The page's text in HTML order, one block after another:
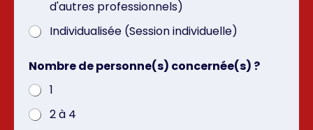
d'autres professionnels)
Individualisée (Session individuelle)
Nombre de personne(s) concernée(s) ?
1
2 à 4